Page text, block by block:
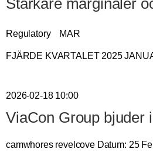
Starkare marginaler
Regulatory MAR
FJÄRDE KVARTALET 2025
2026-02-18 10:00
ViaCon Group bjuder
camwhores revelcove Datum: 25